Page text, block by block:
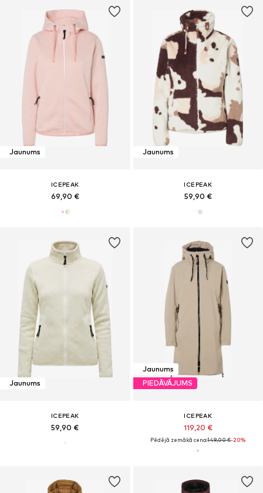
Jaunums
ICEPEAK
69,90 €
Jaunums
ICEPEAK
59,90 €
Jaunums
ICEPEAK
59,90 €
Jaunums
PIEDĀVĀJUMS
ICEPEAK
119,20 €
Pēdējā zemākā cena:149,00 €-20%